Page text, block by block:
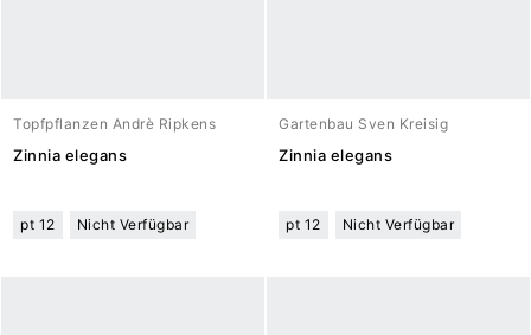
Topfpflanzen Andrè Ripkens
Zinnia elegans
pt 12 Nicht Verfügbar
Gartenbau Sven Kreisig
Zinnia elegans
pt 12 Nicht Verfügbar